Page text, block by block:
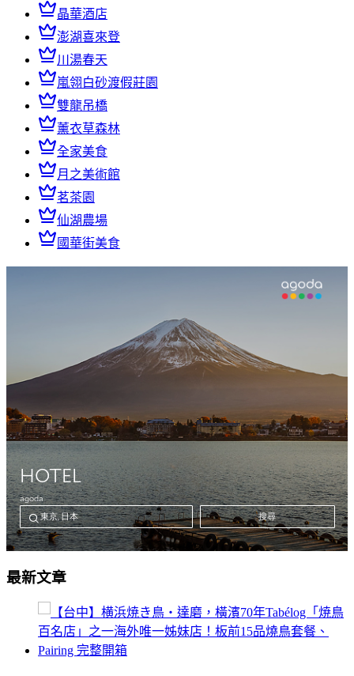
晶華酒店
澎湖喜來登
川湯春天
嵐翎白砂渡假莊園
雙龍吊橋
薰衣草森林
全家美食
月之美術館
茗茶園
仙湖農場
國華街美食
最新文章